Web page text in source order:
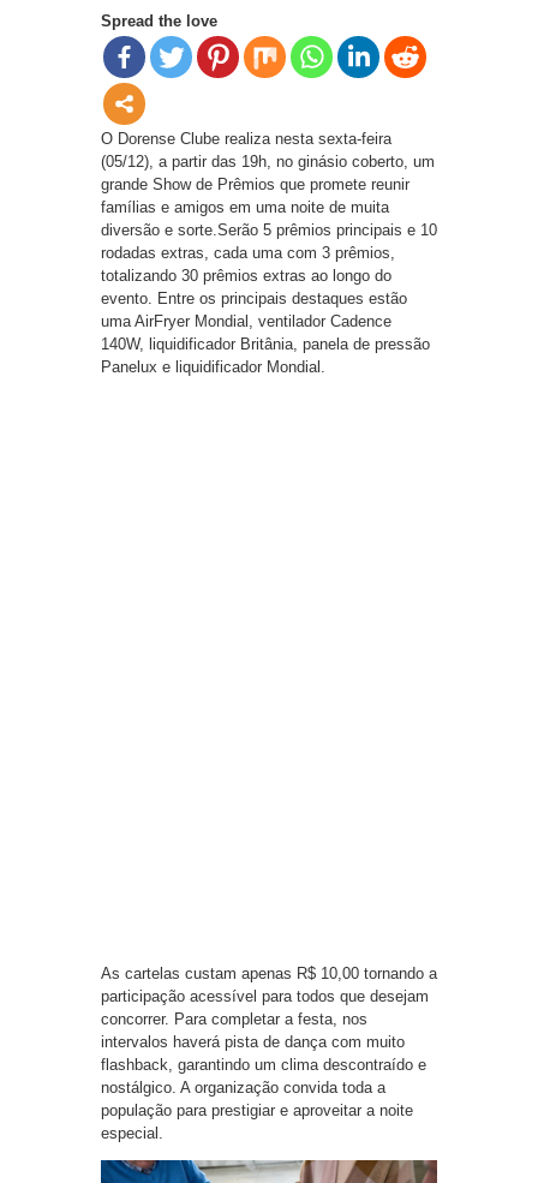
Spread the love
O Dorense Clube realiza nesta sexta-feira
(05/12), a partir das 19h, no ginásio coberto, um
grande Show de Prêmios que promete reunir
famílias e amigos em uma noite de muita
diversão e sorte.Serão 5 prêmios principais e 10
rodadas extras, cada uma com 3 prêmios,
totalizando 30 prêmios extras ao longo do
evento. Entre os principais destaques estão
uma AirFryer Mondial, ventilador Cadence
140W, liquidificador Britânia, panela de pressão
Panelux e liquidificador Mondial.
As cartelas custam apenas R$ 10,00 tornando a
participação acessível para todos que desejam
concorrer. Para completar a festa, nos
intervalos haverá pista de dança com muito
flashback, garantindo um clima descontraído e
nostálgico. A organização convida toda a
população para prestigiar e aproveitar a noite
especial.